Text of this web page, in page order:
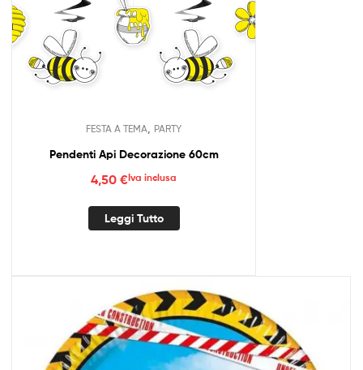
FESTA A TEMA PARTY
Pendenti Api Decorazione 60cm
4,50 €Iva inclusa
Leggi Tutto